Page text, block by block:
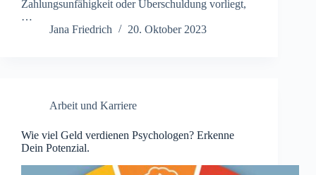
Zahlungsunfähigkeit oder Überschuldung vorliegt,
…
Jana Friedrich
20. Oktober 2023
Arbeit und Karriere
Wie viel Geld verdienen Psychologen? Erkenne
Dein Potenzial.